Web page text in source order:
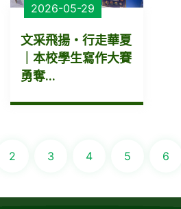
2026-05-29
文采飛揚・行走華夏
｜本校學生寫作大賽
勇奪...
2 3 4 5 6